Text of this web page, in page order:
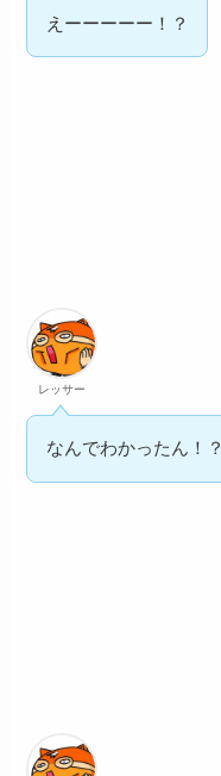
えーーーーー！？
レッサー
なんでわかったん！？